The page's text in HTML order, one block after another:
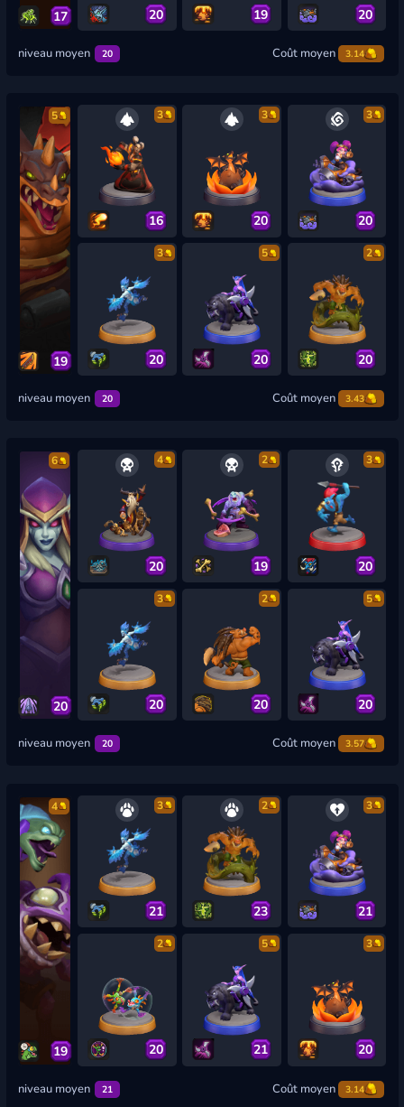
17 20 19 20
niveau moyen 20 Coût moyen 3.14
5
19
3
16
3
20
3
20
3
20
5
20
2
20
niveau moyen 20 Coût moyen 3.43
6
20
4
20
2
19
3
20
3
20
2
20
5
20
niveau moyen 20 Coût moyen 3.57
4
19
3
21
2
23
3
21
2
20
5
21
3
20
niveau moyen 21 Coût moyen 3.14